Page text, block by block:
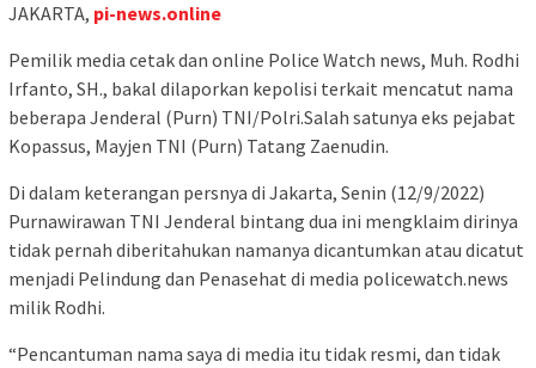
JAKARTA, pi-news.online
Pemilik media cetak dan online Police Watch news, Muh. Rodhi
Irfanto, SH., bakal dilaporkan kepolisi terkait mencatut nama
beberapa Jenderal (Purn) TNI/Polri.Salah satunya eks pejabat
Kopassus, Mayjen TNI (Purn) Tatang Zaenudin.
Di dalam keterangan persnya di Jakarta, Senin (12/9/2022)
Purnawirawan TNI Jenderal bintang dua ini mengklaim dirinya
tidak pernah diberitahukan namanya dicantumkan atau dicatut
menjadi Pelindung dan Penasehat di media policewatch.news
milik Rodhi.
“Pencantuman nama saya di media itu tidak resmi, dan tidak